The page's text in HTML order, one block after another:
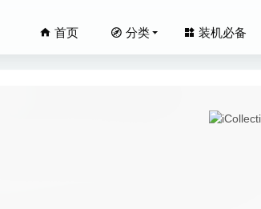
首页 分类 装机必备